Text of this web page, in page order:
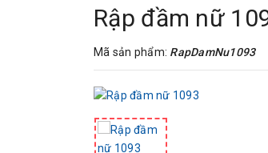
Rập đầm nữ
Mã sản phẩm: RapDamNu1093